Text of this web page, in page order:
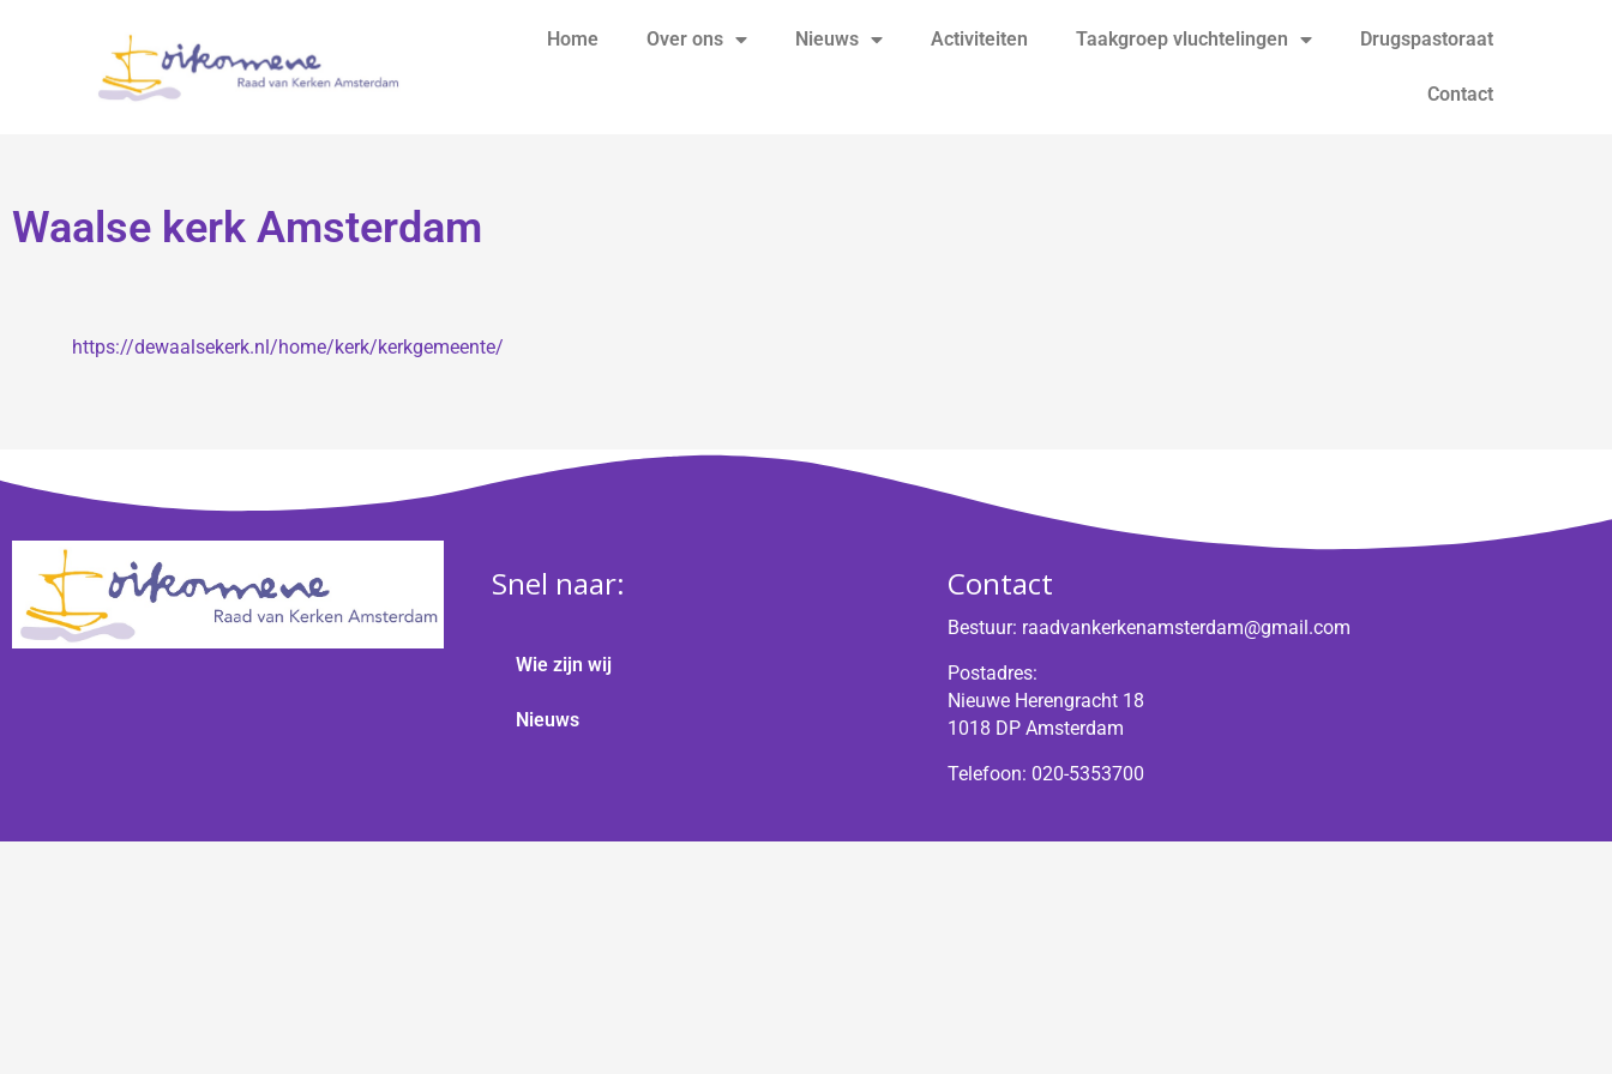
Home Over ons Nieuws Activiteiten Taakgroep vluchtelingen Drugspastoraat
Contact
Waalse kerk Amsterdam
https://dewaalsekerk.nl/home/kerk/kerkgemeente/
Snel naar:
Wie zijn wij
Nieuws
Contact
Bestuur: raadvankerkenamsterdam@gmail.com
Postadres:
Nieuwe Herengracht 18
1018 DP Amsterdam
Telefoon: 020-5353700